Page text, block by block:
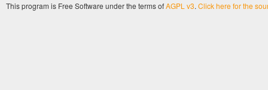
This program is Free Software under the terms ofAGPL v3. Click here for the